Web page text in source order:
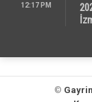
12:17 PM
©